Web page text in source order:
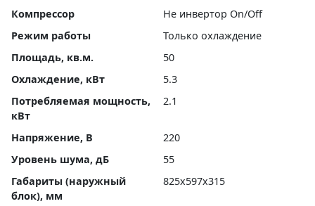
Компрессор
Не инвертор On/Off
Режим работы
Только охлаждение
Площадь, кв.м.
50
Охлаждение, кВт
5.3
Потребляемая мощность,
кВт
2.1
Напряжение, В
220
Уровень шума, дБ
55
Габариты (наружный
блок), мм
825x597x315